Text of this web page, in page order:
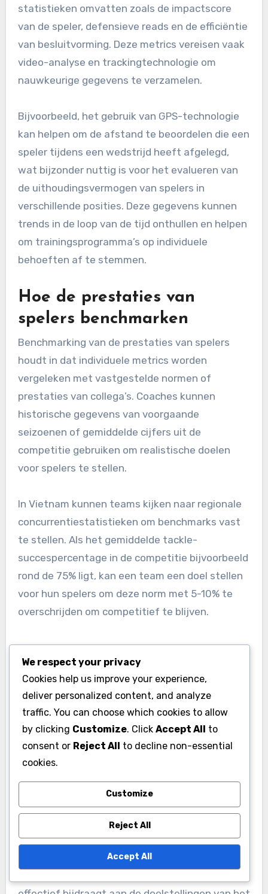
Geavanceerde metrics voor
diepgaande analyse
Geavanceerde metrics bieden diepere inzichten
statistieken omvatten zoals de impactscore
van de speler, defensieve reads en de efficiëntie
van besluitvorming. Deze metrics vereisen vaak
video-analyse en trackingtechnologie om
nauwkeurige gegevens te verzamelen.
Bijvoorbeeld, het gebruik van GPS-technologie
kan helpen om de afstand te beoordelen die een
speler tijdens een wedstrijd heeft afgelegd,
de uithoudingsvermogen van spelers in
verschillende posities. Deze gegevens kunnen
trends in de loop van de tijd onthullen en helpen
om trainingsprogramma’s op individuele
behoeften af te stemmen.
Hoe de prestaties van
spelers benchmarken
Benchmarking van de prestaties van spelers
houdt in dat individuele metrics worden
prestaties van collega’s. Coaches kunnen
historische gegevens van voorgaande
seizoenen of gemiddelde cijfers uit de
competitie gebruiken om realistische doelen
voor spelers te stellen.
In Vietnam kunnen teams kijken naar regionale
te stellen. Als het gemiddelde tackle-
succespercentage in de competitie bijvoorbeeld
rond de 75% ligt, kan een team een doel stellen
voor hun spelers om deze norm met 5-10% te
overschrijden om competitief te blijven.
Hoe kunnen Vietnamese
teams de strategieën
voor spelerposities
optimaliseren?
Vietnamese teams kunnen de strategieën voor
We respect your privacy
Cookies help us improve your experience,
deliver personalized content, and analyze
traffic. You can choose which cookies to allow
by clicking Customize. Click Accept All to
consent or Reject All to decline non-essential
cookies.
Customize
Reject All
Accept All